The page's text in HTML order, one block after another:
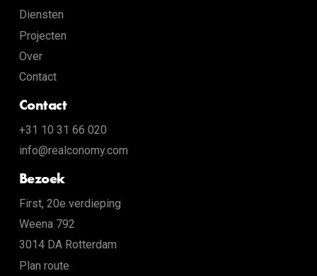
Diensten
Projecten
Over
Contact
Contact
+31 10 31 66 020
info@realconomy.com
Bezoek
First, 20e verdieping
Weena 792
3014 DA Rotterdam
Plan route